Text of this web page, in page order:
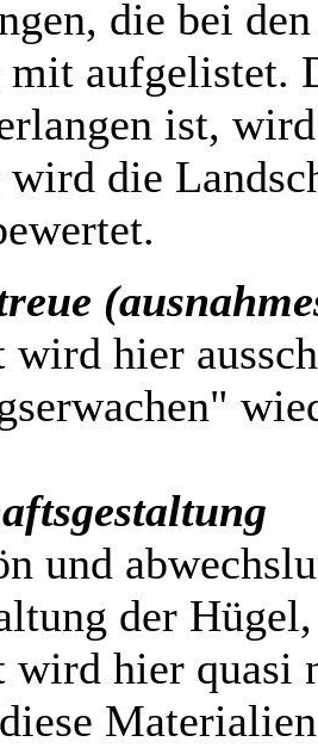
die bei
aufgelistet.
ist,
wird die
wird hier
und
der
wird hier quasi